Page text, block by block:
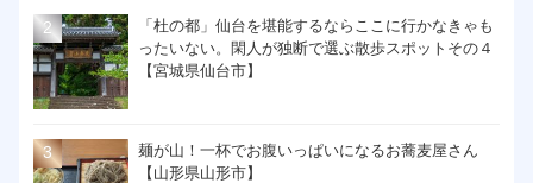
「杜の都」仙台を堪能するならここに行かなきゃも
ったいない。閑人が独断で選ぶ散歩スポットその４
【宮城県仙台市】
麺が山！一杯でお腹いっぱいになるお蕎麦屋さん
【山形県山形市】